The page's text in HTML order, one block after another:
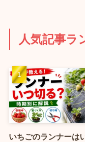
人気記事ラ
いちごのランナーは